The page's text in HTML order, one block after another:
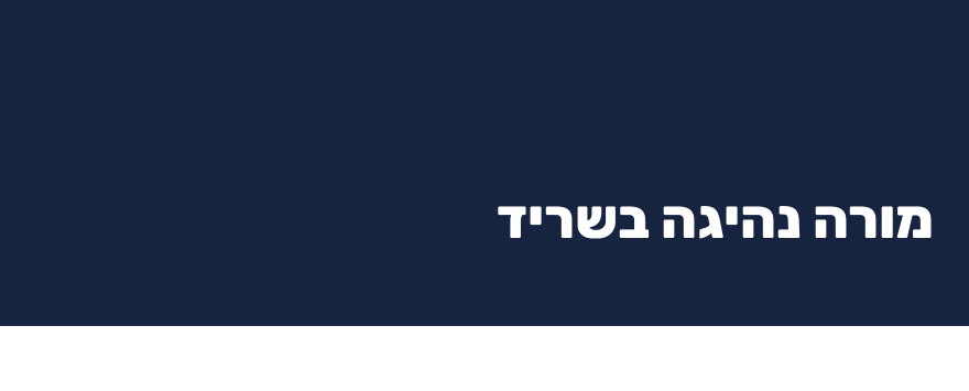
מורה נהיגה בשריד